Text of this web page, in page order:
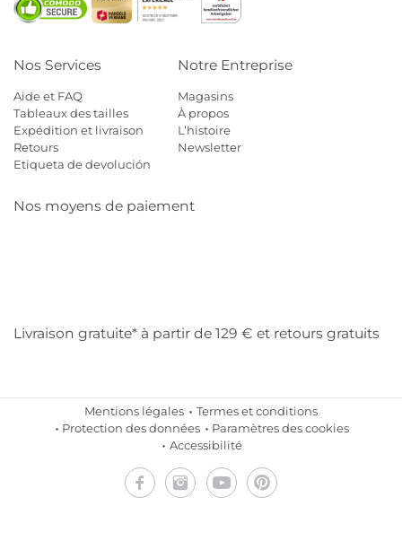
Nos Services
Aide et FAQ
Tableaux des tailles
Expédition et livraison
Retours
Etiqueta de devolución
Notre Entreprise
Magasins
À propos
L’histoire
Newsletter
Nos moyens de paiement
Livraison gratuite* à partir de 129 € et retours gratuits
Mentions légales
Termes et conditions
Protection des données
Paramètres des cookies
Accessibilité